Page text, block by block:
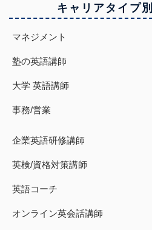
キャリアタイプ
マネジメント
塾の英語講師
大学 英語講師
事務/営業
企業英語研修講師
英検/資格対策講師
英語コーチ
オンライン英会話講師